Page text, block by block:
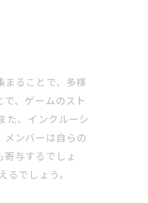
ることで、多様
、ゲームのスト
た、インクルーシ
ンバーは自らの
与するでしょ
でしょう。